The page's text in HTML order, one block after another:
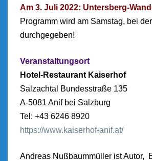
Am 3. Juli 2022: Untersberg-
Programm wird am Samstag, bei
durchgegeben!
Veranstaltungsort
Hotel-Restaurant Kaiserhof
Salzachtal Bundesstraße 135
A-5081 Anif bei Salzburg
Tel: +43 6246 8920
https://www.kaiserhof-anif.at/
Andreas Nußbaummüller ist Autor,